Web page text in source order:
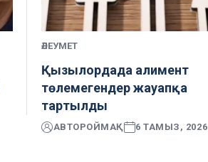
ӘЛЕУМЕТ
Қызылордада алимент
төлемегендер жауапқа
тартылды
АВТОРОЙМАҚ 6 ТАМЫЗ, 2026